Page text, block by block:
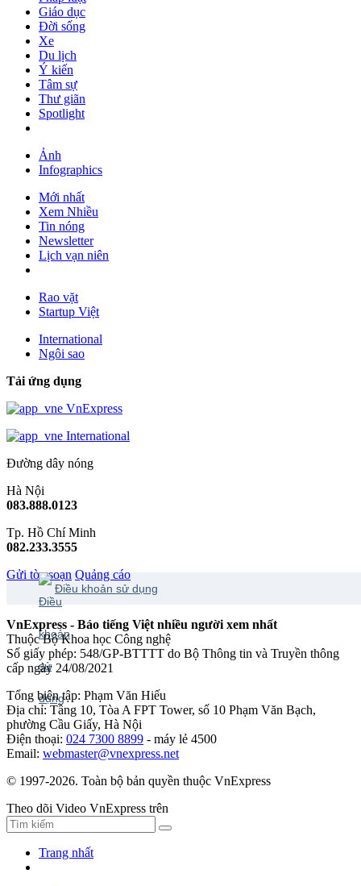
Giáo dục
Đời sống
Xe
Du lịch
Ý kiến
Tâm sự
Thư giãn
Spotlight
Ảnh
Infographics
Mới nhất
Xem Nhiều
Tin nóng
Newsletter
Lịch vạn niên
Rao vặt
Startup Việt
International
Ngôi sao
Tải ứng dụng
VnExpress
International
Đường dây nóng
Hà Nội
083.888.0123
Tp. Hồ Chí Minh
082.233.3555
Gửi tòa soạn Quảng cáo
Điều khoản sử dụng
VnExpress - Báo tiếng Việt nhiều người xem nhất
Thuộc Bộ Khoa học Công nghệ
Số giấy phép: 548/GP-BTTTT do Bộ Thông tin và Truyền thông
cấp ngày 24/08/2021
Tổng biên tập: Phạm Văn Hiếu
Địa chỉ: Tầng 10, Tòa A FPT Tower, số 10 Phạm Văn Bạch,
phường Cầu Giấy, Hà Nội
Điện thoại: 024 7300 8899 - máy lẻ 4500
Email: webmaster@vnexpress.net
© 1997-2026. Toàn bộ bản quyền thuộc VnExpress
Theo dõi Video VnExpress trên
Trang nhất